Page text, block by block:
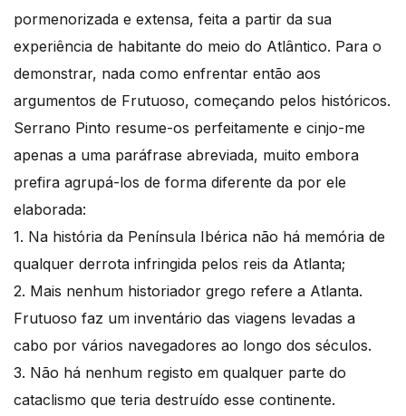
pormenorizada e extensa, feita a partir da sua
experiência de habitante do meio do Atlântico. Para o
demonstrar, nada como enfrentar então aos
argumentos de Frutuoso, começando pelos históricos.
Serrano Pinto resume-os perfeitamente e cinjo-me
apenas a uma paráfrase abreviada, muito embora
prefira agrupá-los de forma diferente da por ele
elaborada:
1. Na história da Península Ibérica não há memória de
qualquer derrota infringida pelos reis da Atlanta;
2. Mais nenhum historiador grego refere a Atlanta.
Frutuoso faz um inventário das viagens levadas a
cabo por vários navegadores ao longo dos séculos.
3. Não há nenhum registo em qualquer parte do
cataclismo que teria destruído esse continente.